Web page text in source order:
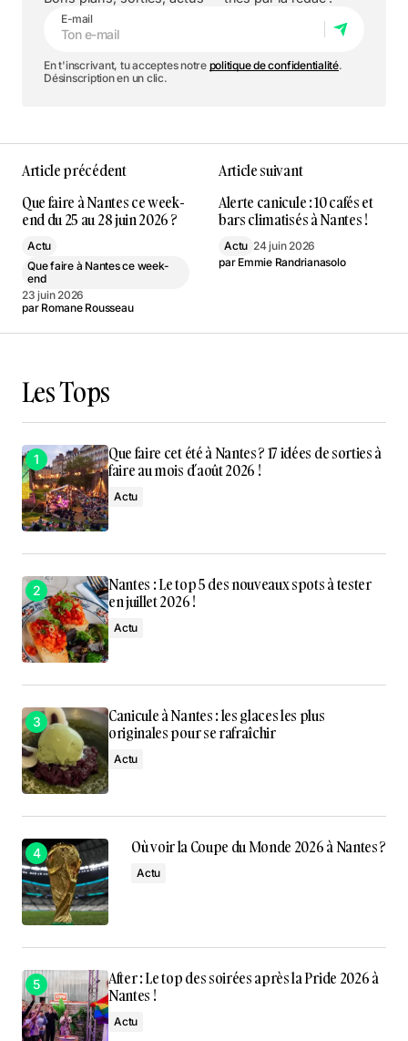
E-mail
En t'inscrivant, tu acceptes notre politique de confidentialité.
Désinscription en un clic.
Article précédent
Que faire à Nantes ce week-
end du 25 au 28 juin 2026 ?
Actu
Que faire à Nantes ce week-
end
23 juin 2026
par Romane Rousseau
Article suivant
Alerte canicule : 10 cafés et
bars climatisés à Nantes !
Actu 24 juin 2026
par Emmie Randrianasolo
Les Tops
Que faire cet été à Nantes ? 17 idées de sorties à
faire au mois d’août 2026 !
Actu
Nantes : Le top 5 des nouveaux spots à tester
en juillet 2026 !
Actu
Canicule à Nantes : les glaces les plus
originales pour se rafraîchir
Actu
Où voir la Coupe du Monde 2026 à Nantes ?
Actu
After : Le top des soirées après la Pride 2026 à
Nantes !
Actu